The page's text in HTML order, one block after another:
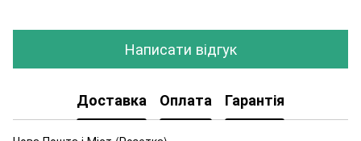
Написати відгук
Доставка Оплата Гарантія